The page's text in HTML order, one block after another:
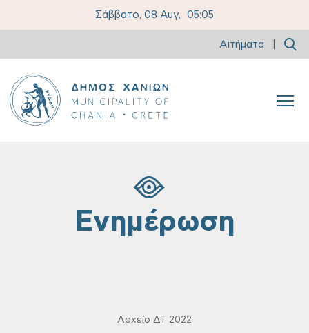
Σάββατο, 08 Αυγ, 05:05
Αιτήματα
Ενημέρωση
Αρχείο ΔΤ 2022